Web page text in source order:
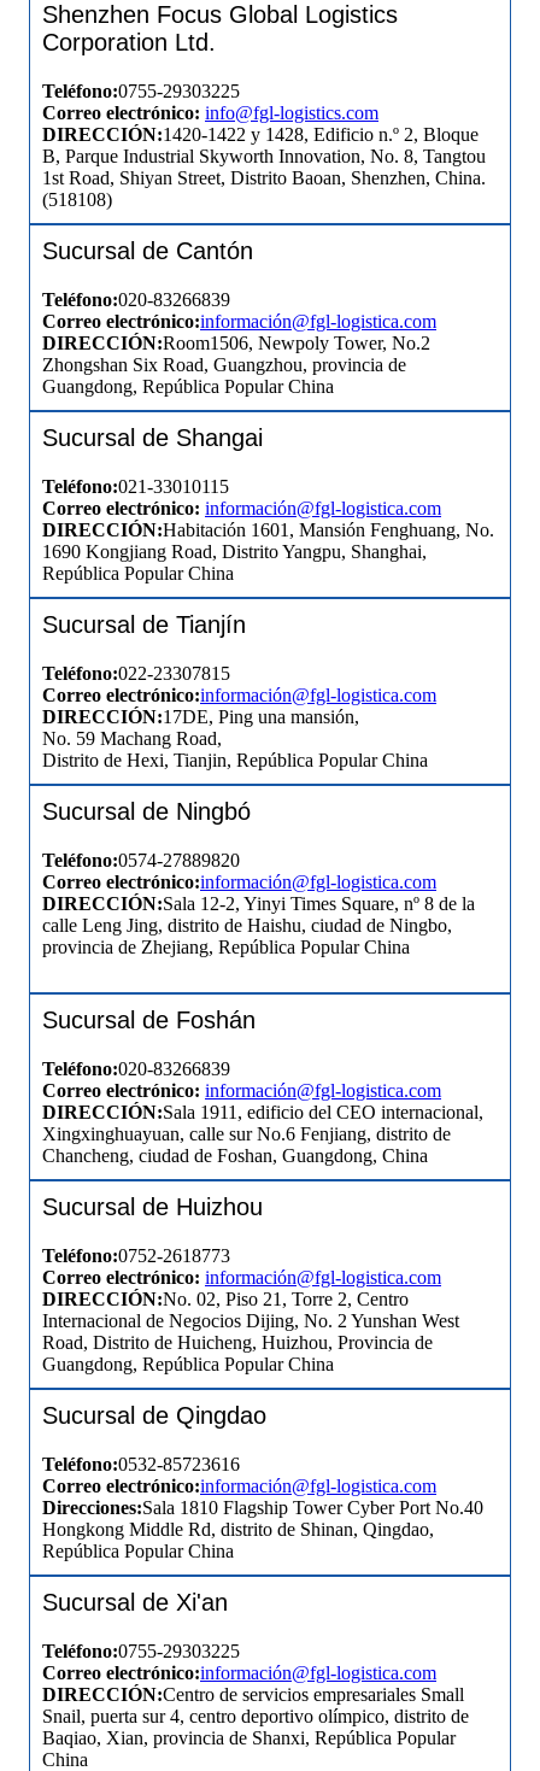
Shenzhen Focus Global Logistics
Corporation Ltd.
Teléfono:0755-29303225
Correo electrónico: info@fgl-logistics.com
DIRECCIÓN:1420-1422 y 1428, Edificio n.º 2, Bloque
B, Parque Industrial Skyworth Innovation, No. 8, Tangtou
1st Road, Shiyan Street, Distrito Baoan, Shenzhen, China.
(518108)
Sucursal de Cantón
Teléfono:020-83266839
Correo electrónico:información@fgl-logistica.com
DIRECCIÓN:Room1506, Newpoly Tower, No.2
Zhongshan Six Road, Guangzhou, provincia de
Guangdong, República Popular China
Sucursal de Shangai
Teléfono:021-33010115
Correo electrónico: información@fgl-logistica.com
DIRECCIÓN:Habitación 1601, Mansión Fenghuang, No.
1690 Kongjiang Road, Distrito Yangpu, Shanghai,
República Popular China
Sucursal de Tianjín
Teléfono:022-23307815
Correo electrónico:información@fgl-logistica.com
DIRECCIÓN:17DE, Ping una mansión,
No. 59 Machang Road,
Distrito de Hexi, Tianjin, República Popular China
Sucursal de Ningbó
Teléfono:0574-27889820
Correo electrónico:información@fgl-logistica.com
DIRECCIÓN:Sala 12-2, Yinyi Times Square, nº 8 de la
calle Leng Jing, distrito de Haishu, ciudad de Ningbo,
provincia de Zhejiang, República Popular China
Sucursal de Foshán
Teléfono:020-83266839
Correo electrónico: información@fgl-logistica.com
DIRECCIÓN:Sala 1911, edificio del CEO internacional,
Xingxinghuayuan, calle sur No.6 Fenjiang, distrito de
Chancheng, ciudad de Foshan, Guangdong, China
Sucursal de Huizhou
Teléfono:0752-2618773
Correo electrónico: información@fgl-logistica.com
DIRECCIÓN:No. 02, Piso 21, Torre 2, Centro
Internacional de Negocios Dijing, No. 2 Yunshan West
Road, Distrito de Huicheng, Huizhou, Provincia de
Guangdong, República Popular China
Sucursal de Qingdao
Teléfono:0532-85723616
Correo electrónico:información@fgl-logistica.com
Direcciones:Sala 1810 Flagship Tower Cyber ​​Port No.40
Hongkong Middle Rd, distrito de Shinan, Qingdao,
República Popular China
Sucursal de Xi'an
Teléfono:0755-29303225
Correo electrónico:información@fgl-logistica.com
DIRECCIÓN:Centro de servicios empresariales Small
Snail, puerta sur 4, centro deportivo olímpico, distrito de
Baqiao, Xian, provincia de Shanxi, República Popular
China